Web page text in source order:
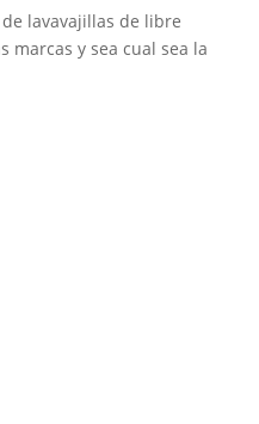
lavavajillas de libre
marcas y sea cual sea la